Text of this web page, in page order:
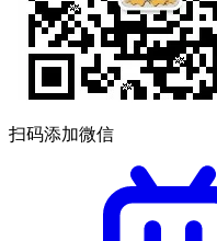
扫码添加微信